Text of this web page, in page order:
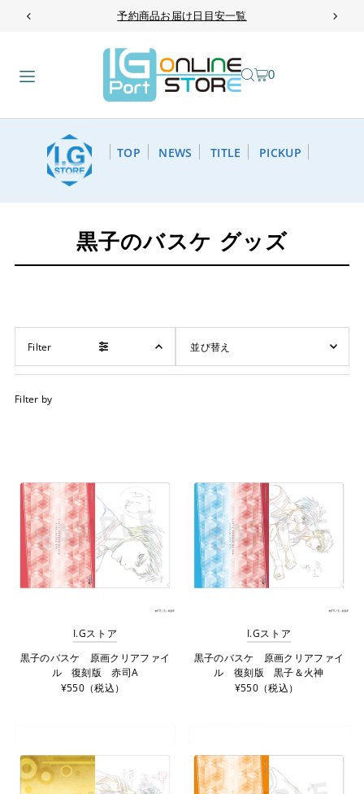
TRANSLATION MISSING: JA.ACCESSIBILITY.SKIP_TO_TEXT
予約商品お届け日目安一覧
0
TOP NEWS TITLE PICKUP
黒子のバスケ グッズ
Filter
オススメ
価格の安い順
価格の高い順
古い商品順
新着順
Filter by
I.Gストア
黒子のバスケ 原画クリアファイ
ル 復刻版 赤司A
¥550（税込）
I.Gストア
黒子のバスケ 原画クリアファイ
ル 復刻版 黒子＆火神
¥550（税込）